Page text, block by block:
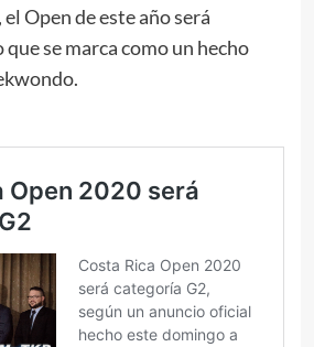
Open de este año será
se marca como un hecho